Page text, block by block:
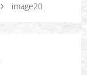
image20